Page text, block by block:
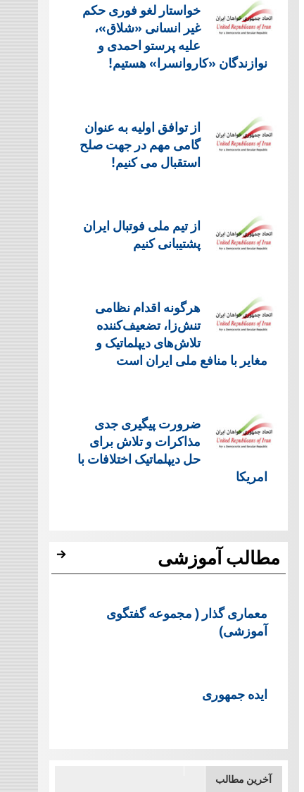
خواستار لغو فوری حکم
غیر انسانی «شلاق»،
علیه پرستو احمدی و
نوازندگان «کاروانسرا» هستیم!
از توافق اولیه به عنوان
گامی مهم در جهت صلح
استقبال می کنیم!
از تیم ملی فوتبال ایران
پشتیبانی کنیم
هرگونه اقدام نظامی
تنش‌زا، تضعیف‌کننده
تلاش‌های دیپلماتیک و
مغایر با منافع ملی ایران است
ضرورت پیگیری جدی
مذاکرات و تلاش برای
حل دیپلماتیک اختلافات با
امریکا
مطالب آموزشی
معماری گذار ( مجموعه گفتگوی
آموزشی)
ایده جمهوری
آخرین مطالب